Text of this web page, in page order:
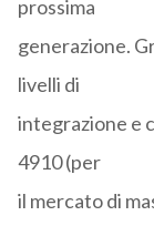
prossima
generazione.
livelli di
integrazione e
4910 (per
il mercato di